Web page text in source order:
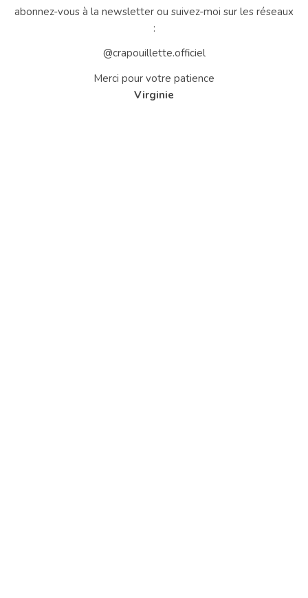
abonnez-vous à la newsletter ou suivez-moi sur les réseaux
:
@crapouillette.officiel
Merci pour votre patience
Virginie